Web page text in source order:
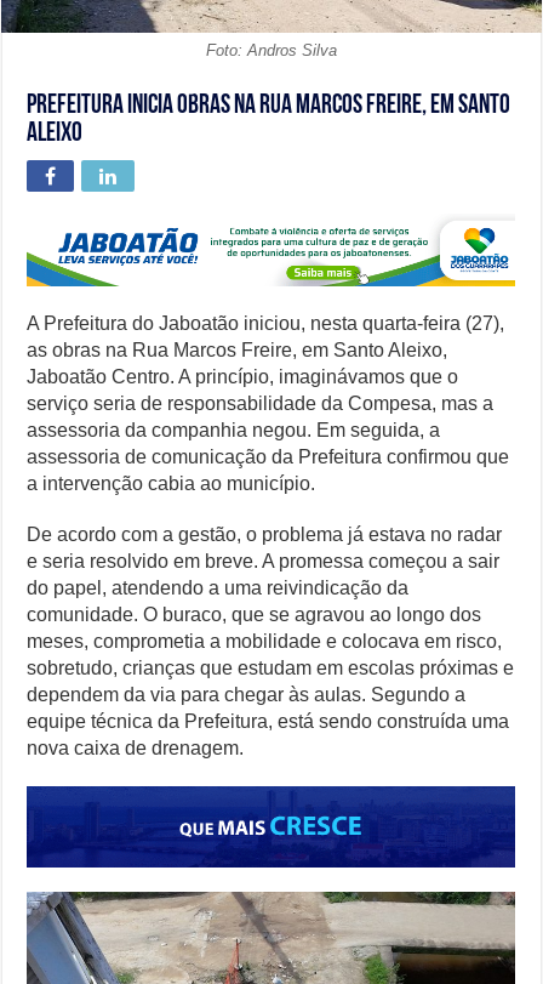
Foto: Andros Silva
Prefeitura inicia obras na Rua Marcos Freire, em Santo
Aleixo
A Prefeitura do Jaboatão iniciou, nesta quarta-feira (27),
as obras na Rua Marcos Freire, em Santo Aleixo,
Jaboatão Centro. A princípio, imaginávamos que o
serviço seria de responsabilidade da Compesa, mas a
assessoria da companhia negou. Em seguida, a
assessoria de comunicação da Prefeitura confirmou que
a intervenção cabia ao município.
De acordo com a gestão, o problema já estava no radar
e seria resolvido em breve. A promessa começou a sair
do papel, atendendo a uma reivindicação da
comunidade. O buraco, que se agravou ao longo dos
meses, comprometia a mobilidade e colocava em risco,
sobretudo, crianças que estudam em escolas próximas e
dependem da via para chegar às aulas. Segundo a
equipe técnica da Prefeitura, está sendo construída uma
nova caixa de drenagem.